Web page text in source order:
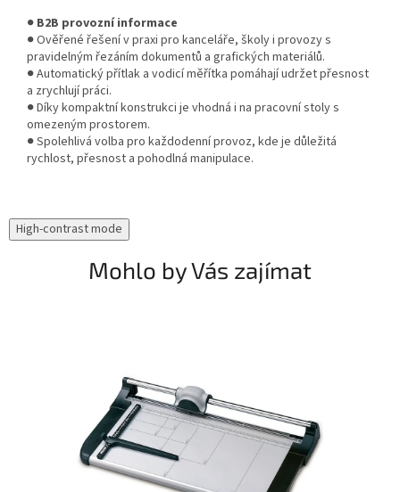
● B2B provozní informace
● Ověřené řešení v praxi pro kanceláře, školy i provozy s
pravidelným řezáním dokumentů a grafických materiálů.
● Automatický přítlak a vodicí měřítka pomáhají udržet přesnost
a zrychlují práci.
● Díky kompaktní konstrukci je vhodná i na pracovní stoly s
omezeným prostorem.
● Spolehlivá volba pro každodenní provoz, kde je důležitá
rychlost, přesnost a pohodlná manipulace.
High-contrast mode
Mohlo by Vás zajímat